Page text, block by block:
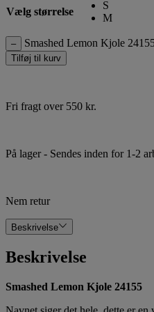
Vælg størrelse
S
M
– Smashed Lemon Kjole
Tilføj til kurv
Fri fragt over 550 kr.
På lager- Sendes inden for 1-2
Nem retur
Beskrivelse
Beskrivelse
Smashed Lemon Kjole 24155